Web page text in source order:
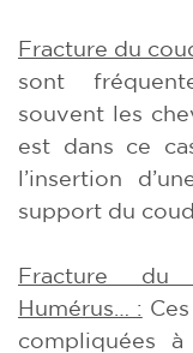
Fracture du
sont
souvent les
est dans ce
l’insertion
support du
Fracture du
Humérus… :
compliquées à